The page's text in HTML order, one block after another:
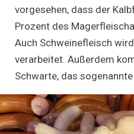
vorgesehen, dass der
Prozent des
Auch Schweinefleisch
verarbeitet. Außerdem
Schwarte, das sogenannte